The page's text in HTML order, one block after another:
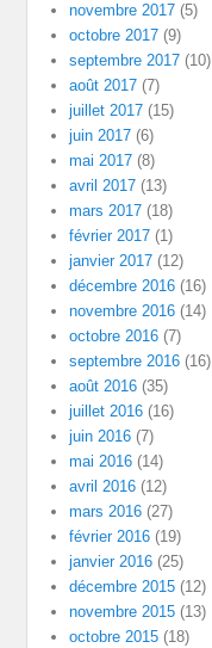
novembre 2017 (5)
octobre 2017 (9)
septembre 2017 (10)
août 2017 (7)
juillet 2017 (15)
juin 2017 (6)
mai 2017 (8)
avril 2017 (13)
mars 2017 (18)
février 2017 (1)
janvier 2017 (12)
décembre 2016 (16)
novembre 2016 (14)
octobre 2016 (7)
septembre 2016 (16)
août 2016 (35)
juillet 2016 (16)
juin 2016 (7)
mai 2016 (14)
avril 2016 (12)
mars 2016 (27)
février 2016 (19)
janvier 2016 (25)
décembre 2015 (12)
novembre 2015 (13)
octobre 2015 (18)